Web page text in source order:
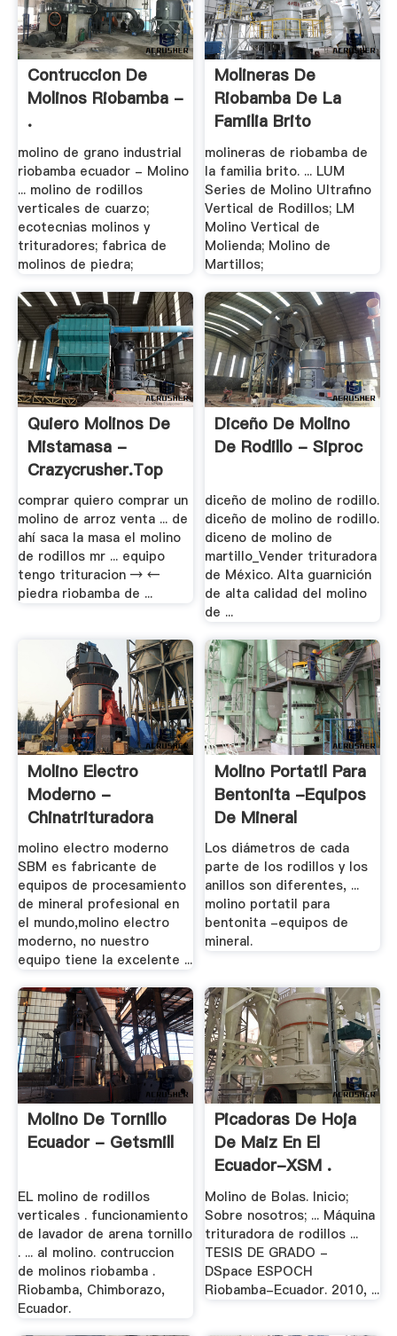
Contruccion De
Molinos Riobamba -
.
molino de grano industrial
riobamba ecuador - Molino
... molino de rodillos
verticales de cuarzo;
ecotecnias molinos y
trituradores; fabrica de
molinos de piedra;
Molineras De
Riobamba De La
Familia Brito
molineras de riobamba de
la familia brito. ... LUM
Series de Molino Ultrafino
Vertical de Rodillos; LM
Molino Vertical de
Molienda; Molino de
Martillos;
Quiero Molinos De
Mistamasa -
Crazycrusher.top
comprar quiero comprar un
molino de arroz venta ... de
ahí saca la masa el molino
de rodillos mr ... equipo
tengo trituracion → ←
piedra riobamba de ...
Diceño De Molino
De Rodillo - Siproc
diceño de molino de rodillo.
diceño de molino de rodillo.
diceno de molino de
martillo_Vender trituradora
de México. Alta guarnición
de alta calidad del molino
de ...
Molino Electro
Moderno -
Chinatrituradora
molino electro moderno
SBM es fabricante de
equipos de procesamiento
de mineral profesional en
el mundo,molino electro
moderno, no nuestro
equipo tiene la excelente ...
Molino Portatil Para
Bentonita -equipos
De Mineral
Los diámetros de cada
parte de los rodillos y los
anillos son diferentes, ...
molino portatil para
bentonita -equipos de
mineral.
Molino De Tornillo
Ecuador - Getsmill
EL molino de rodillos
verticales . funcionamiento
de lavador de arena tornillo
. ... al molino. contruccion
de molinos riobamba .
Riobamba, Chimborazo,
Ecuador.
Picadoras De Hoja
De Maiz En El
Ecuador-XSM .
Molino de Bolas. Inicio;
Sobre nosotros; ... Máquina
trituradora de rodillos ...
TESIS DE GRADO -
DSpace ESPOCH
Riobamba-Ecuador. 2010, ...